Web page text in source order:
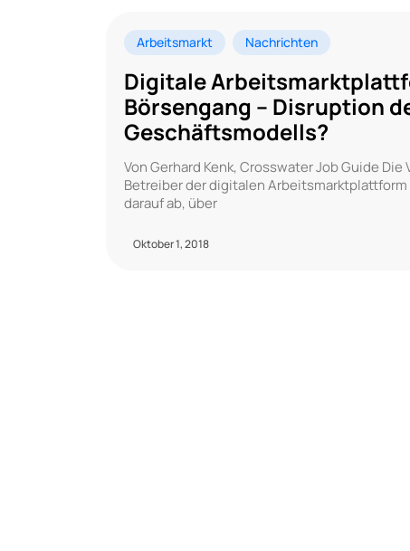
Arbeitsmarkt Nachrichten
Digitale
Börsengang – Disruption
Geschäftsmodells?
Von Gerhard Kenk, Crosswater Job Guide
Betreiber der digitalen
darauf ab, über
Oktober 1, 2018